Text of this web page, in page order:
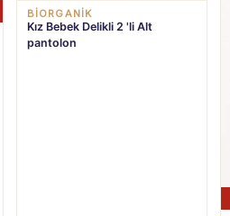
BIORGANIK
Kız Bebek Delikli 2 'li Alt
pantolon